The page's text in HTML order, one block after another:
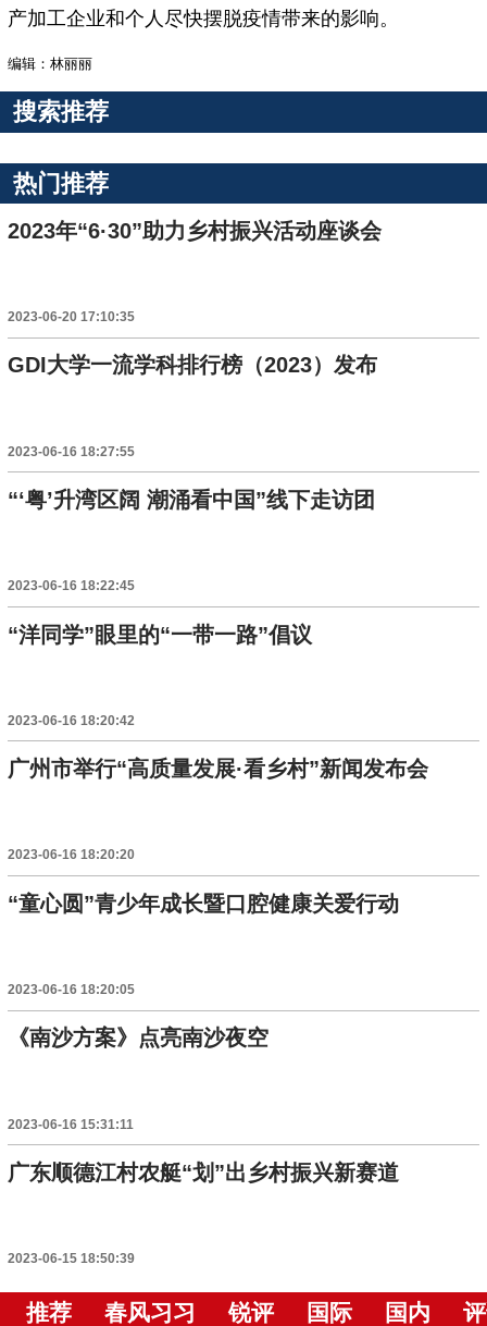
产加工企业和个人尽快摆脱疫情带来的影响。
编辑：林丽丽
搜索推荐
热门推荐
2023年“6·30”助力乡村振兴活动座谈会
2023-06-20 17:10:35
GDI大学一流学科排行榜（2023）发布
2023-06-16 18:27:55
“‘粤’升湾区阔 潮涌看中国”线下走访团
2023-06-16 18:22:45
“洋同学”眼里的“一带一路”倡议
2023-06-16 18:20:42
广州市举行“高质量发展·看乡村”新闻发布会
2023-06-16 18:20:20
“童心圆”青少年成长暨口腔健康关爱行动
2023-06-16 18:20:05
《南沙方案》点亮南沙夜空
2023-06-16 15:31:11
广东顺德江村农艇“划”出乡村振兴新赛道
2023-06-15 18:50:39
推荐 春风习习 锐评 国际 国内